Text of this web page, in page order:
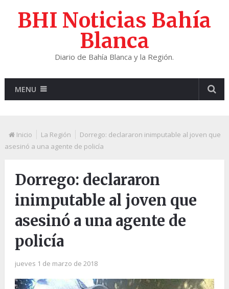
BHI Noticias Bahía
Blanca
Diario de Bahía Blanca y la Región.
MENU
Inicio La Región
Dorrego: declararon inimputable al joven que
asesinó a una agente de policía
Dorrego: declararon
inimputable al joven que
asesinó a una agente de
policía
jueves 1 de marzo de 2018